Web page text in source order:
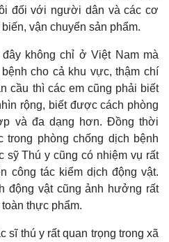
Ảnh
E-Magazine
Infographic
đối với người dân và các cơ
vận chuyển sản phẩm.
không chỉ ở Việt Nam mà
cho cả khu vực, thậm chí
cầu thì các em cũng phải biết
rộng, biết được cách phòng
và đa dạng hơn. Đồng thời
phòng chống dịch bệnh
sỹ Thú y cũng có nhiệm vụ rất
công tác kiểm dịch động vật.
động vật cũng ảnh hưởng rất
thực phẩm.
sĩ thú y rất quan trọng trong xã